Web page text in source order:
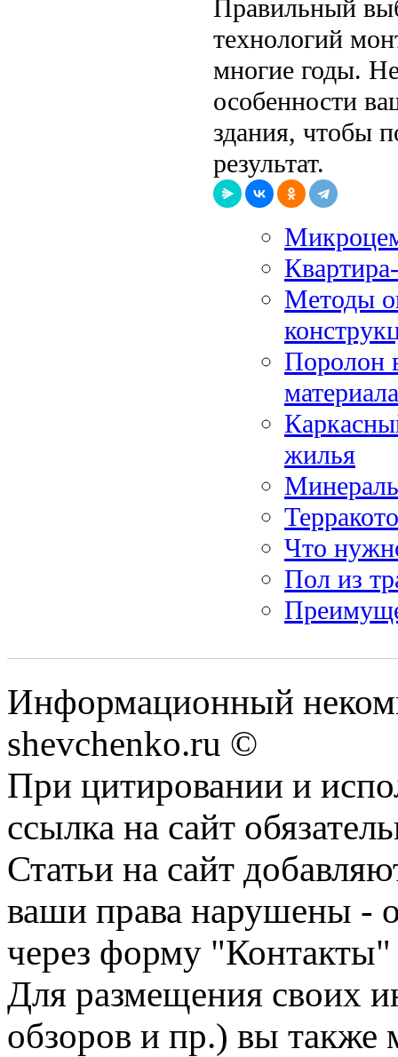
Правильный
технологий
многие годы.
особенности
здания, чтобы
результат.
Методы
Поролон
материала
жилья
Что
Пол из
Информационный
shevchenko.ru ©
При цитировании и
ссылка на сайт
Статьи на сайт
ваши права нарушены -
через форму "Контакты"
Для размещения своих
обзоров и пр.) вы также